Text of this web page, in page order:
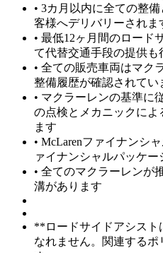
• 3カ月以内に全ての整
客様へデリバリーされま
• 最低12ヶ月間のロード
て代替交通手段の提供
• 全ての販売車両はマク
整備履歴が確認されてい
• マクラーレンの基準に
の点検とメカニックに
ます
• McLarenファイナンシ
ァイナンシャルパッケ
• 全てのマクラーレンが
溝があります
**ロードサイドアシスト
なれません。関連するポ